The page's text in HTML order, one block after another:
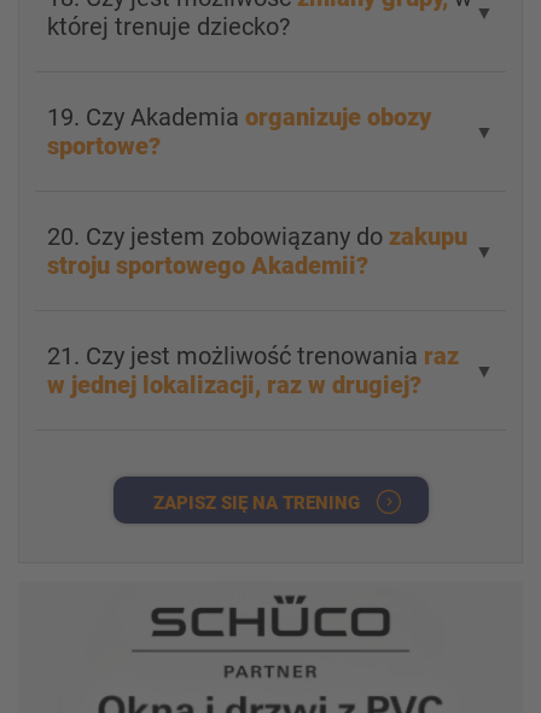
której trenuje dziecko?
▼
19. Czy Akademia organizuje obozy
sportowe?
▼
20. Czy jestem zobowiązany do zakupu
stroju sportowego Akademii?
▼
21. Czy jest możliwość trenowania raz
w jednej lokalizacji, raz w drugiej?
▼
ZAPISZ SIĘ NA TRENING